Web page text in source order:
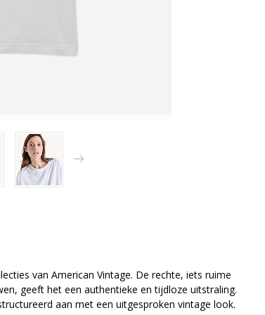
van American Vintage. De rechte, iets ruime
geeft het een authentieke en tijdloze uitstraling.
aan met een uitgesproken vintage look.